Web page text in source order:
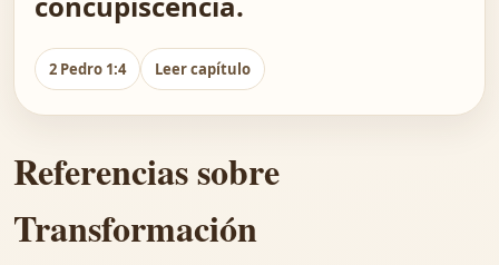
2 Pedro 1:4 Leer capítulo
Referencias sobre
Transformación